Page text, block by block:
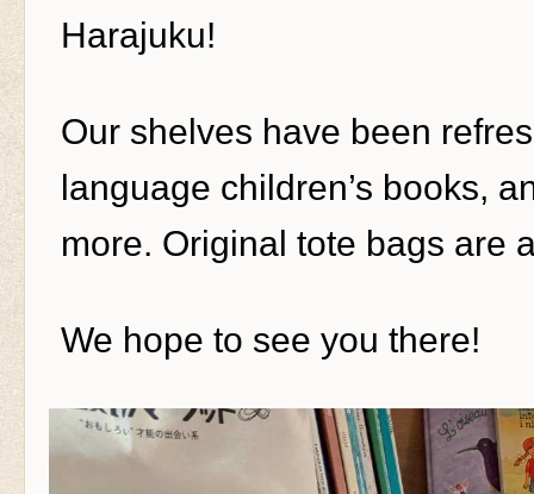
Harajuku!
Our shelves have been
language children’s books,
more. Original tote bags are
We hope to see you there!